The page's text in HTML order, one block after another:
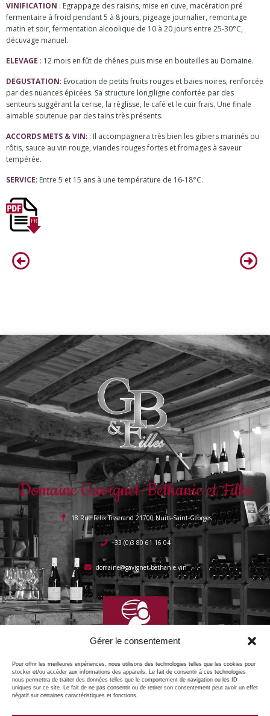
Gérer le consentement
Pour offrir les meilleures expériences, nous utilisons des technologies telles que les cookies pour
stocker et/ou accéder aux informations des appareils. Le fait de consentir à ces technologies
nous permettra de traiter des données telles que le comportement de navigation ou les ID
uniques sur ce site. Le fait de ne pas consentir ou de retirer son consentement peut avoir un effet
négatif sur certaines caractéristiques et fonctions.
VINIFICATION : Egrappage des raisins, mise en cuve, macération pré
fermentaire à froid pendant 5 à 8 jours, pigeage journalier, remontage
matin et soir, fermentation alcoolique de 10 à 20 jours entre 25-30°C,
décuvage manuel.
ELEVAGE : 12 mois en fût de chênes puis mise en bouteilles au Domaine.
DEGUSTATION: Evocation de petits fruits rouges et baies noires, renforcée
par des nuances épicées. Sa structure longiligne confortée par des
senteurs suggérant la cerise, la réglisse, le café et le cuir frais. Une finale
aimable soutenue par des tains très présents.
ACCORDS METS & VIN: : Il accompagnera très bien les gibiers marinés ou
rôtis, sauce au vin rouge, viandes rouges fortes et fromages à saveur
tempérée.
SERVICE: Entre 5 et 15 ans à une température de 16-18°C.
Domaine Gavignet-Béthanie et Filles
18 Rue Félix Tisserand 21700 Nuits-Saint-Georges
+33 (0)3 80 61 16 04
domaine@gavignet-bethanie.vin